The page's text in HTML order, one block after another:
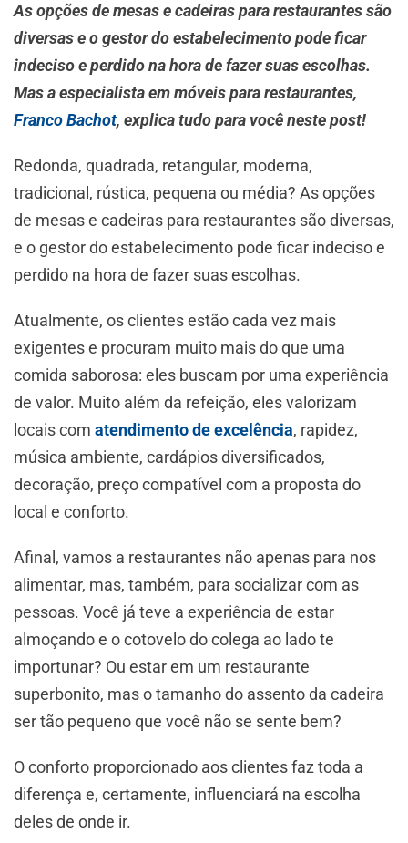
As opções de mesas e cadeiras para restaurantes são
diversas e o gestor do estabelecimento pode ficar
indeciso e perdido na hora de fazer suas escolhas.
Mas a especialista em móveis para restaurantes,
Franco Bachot, explica tudo para você neste post!
Redonda, quadrada, retangular, moderna,
tradicional, rústica, pequena ou média? As opções
de mesas e cadeiras para restaurantes são diversas,
e o gestor do estabelecimento pode ficar indeciso e
perdido na hora de fazer suas escolhas.
Atualmente, os clientes estão cada vez mais
exigentes e procuram muito mais do que uma
comida saborosa: eles buscam por uma experiência
de valor. Muito além da refeição, eles valorizam
locais com atendimento de excelência, rapidez,
música ambiente, cardápios diversificados,
decoração, preço compatível com a proposta do
local e conforto.
Afinal, vamos a restaurantes não apenas para nos
alimentar, mas, também, para socializar com as
pessoas. Você já teve a experiência de estar
almoçando e o cotovelo do colega ao lado te
importunar? Ou estar em um restaurante
superbonito, mas o tamanho do assento da cadeira
ser tão pequeno que você não se sente bem?
O conforto proporcionado aos clientes faz toda a
diferença e, certamente, influenciará na escolha
deles de onde ir.